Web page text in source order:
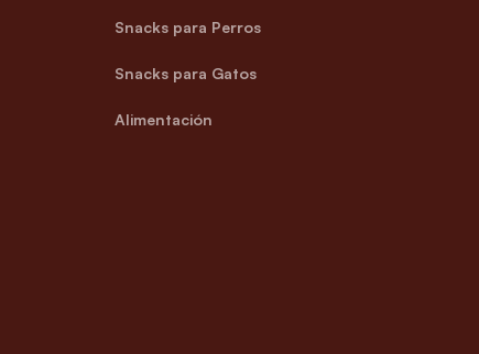
Snacks para Perros
Snacks para Gatos
Alimentación